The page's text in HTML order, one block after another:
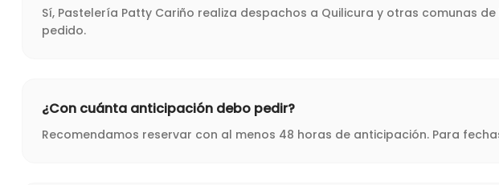
Sí, Pastelería Patty Cariño realiza despachos a Quilicura y otras comunas
pedido.
¿Con cuánta anticipación debo pedir?
Recomendamos reservar con al menos 48 horas de anticipación. Para